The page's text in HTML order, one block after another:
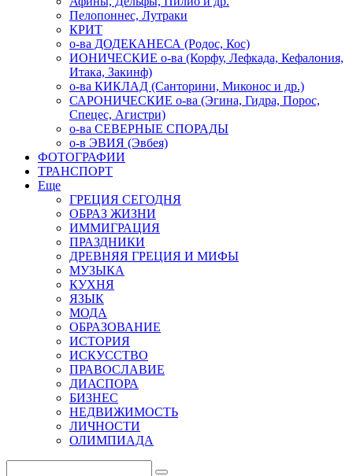
Пелопоннес, Лутраки
КРИТ
о-ва ДОДЕКАНЕСА (Родос, Кос)
ИОНИЧЕСКИЕ о-ва (Корфу, Лефкада, Кефалония,
Итака, Закинф)
о-ва КИКЛАД (Санторини, Миконос и др.)
САРОНИЧЕСКИЕ о-ва (Эгина, Гидра, Порос,
Спецес, Агистри)
о-ва СЕВЕРНЫЕ СПОРАДЫ
о-в ЭВИЯ (Эвбея)
ФОТОГРАФИИ
ТРАНСПОРТ
Еще
ГРЕЦИЯ СЕГОДНЯ
ОБРАЗ ЖИЗНИ
ИММИГРАЦИЯ
ПРАЗДНИКИ
ДРЕВНЯЯ ГРЕЦИЯ И МИФЫ
МУЗЫКА
КУХНЯ
ЯЗЫК
МОДА
ОБРАЗОВАНИЕ
ИСТОРИЯ
ИСКУССТВО
ПРАВОСЛАВИЕ
ДИАСПОРА
БИЗНЕС
НЕДВИЖИМОСТЬ
ЛИЧНОСТИ
ОЛИМПИАДА